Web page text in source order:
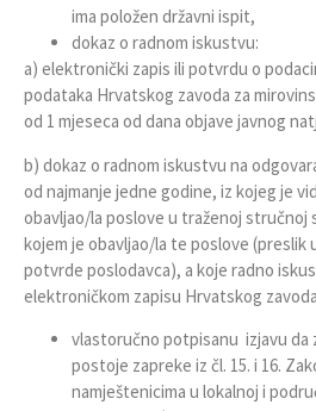
ima položen državni ispit,
dokaz o radnom iskustvu:
a) elektronički zapis ili potvrdu o
podataka Hrvatskog zavoda za
od 1 mjeseca od dana objave javnog
b) dokaz o radnom iskustvu na
od najmanje jedne godine, iz kojeg je
obavljao/la poslove u traženoj stručnoj
kojem je obavljao/la te poslove (preslik
potvrde poslodavca), a koje radno
elektroničkom zapisu Hrvatskog
vlastoručno potpisanu izjavu da
postoje zapreke iz čl. 15. i 16.
namještenicima u lokalnoj i